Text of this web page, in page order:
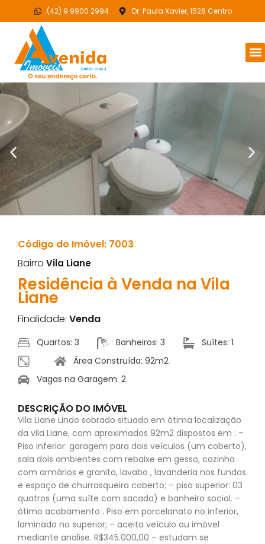
(42) 9 9900 2994 Dr. Paula Xavier, 1528 Centro
Código do Imóvel: 7003
Bairro Vila Liane
Residência à Venda na Vila
Liane
Finalidade: Venda
Quartos: 3 Banheiros: 3
Suítes: 1
Área Construída: 92m2
Vagas na Garagem: 2
DESCRIÇÃO DO IMÓVEL
Vila Liane Lindo sobrado situado em ótima localização
da vila Liane, com aproximados 92m2 dispostos em : –
Piso inferior: garagem para dois veículos (um coberto),
sala dois ambientes com rebaixe em gesso, cozinha
com armários e granito, lavabo , lavanderia nos fundos
e espaço de churrasqueira coberto; – piso superior: 03
quatros (uma suíte com sacada) e banheiro social. –
ótimo acabamento . Piso em porcelanato no inferior,
laminado no superior; – aceita veículo ou imóvel
mediante analise. R$345.000,00 – estudam se